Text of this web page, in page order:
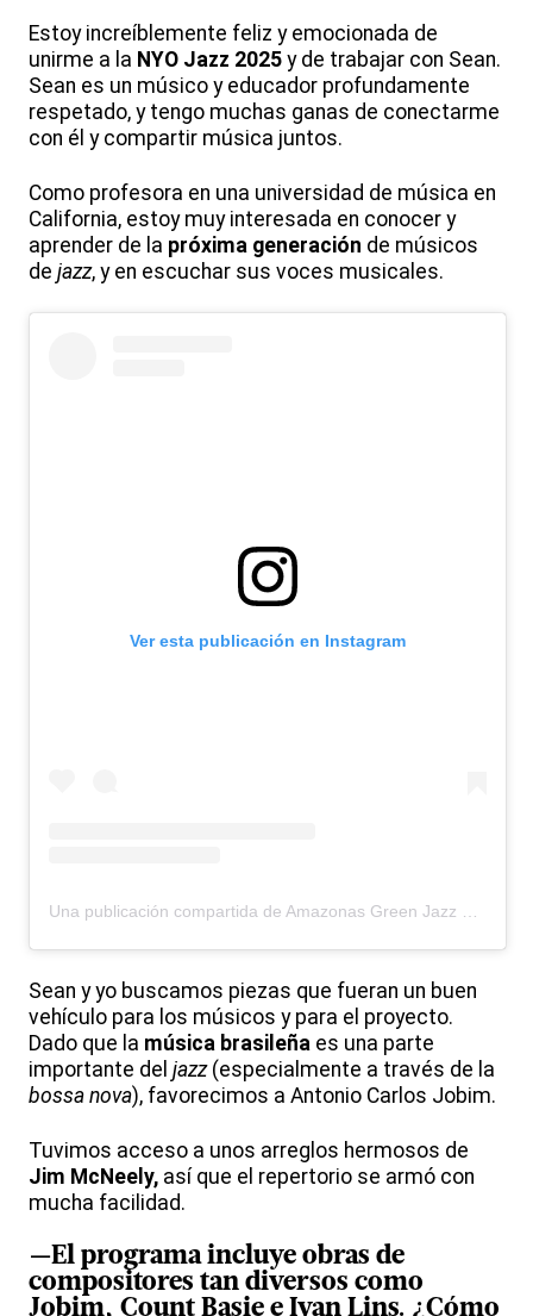
Estoy increíblemente feliz y emocionada de
unirme a la NYO Jazz 2025 y de trabajar con Sean.
Sean es un músico y educador profundamente
respetado, y tengo muchas ganas de conectarme
con él y compartir música juntos.
Como profesora en una universidad de música en
California, estoy muy interesada en conocer y
aprender de la próxima generación de músicos
de jazz, y en escuchar sus voces musicales.
Ver esta publicación en Instagram
Sean y yo buscamos piezas que fueran un buen
vehículo para los músicos y para el proyecto.
Dado que la música brasileña es una parte
importante del jazz(especialmente a través de la
bossa nova), favorecimos a Antonio Carlos Jobim.
Tuvimos acceso a unos arreglos hermosos de
Jim McNeely, así que el repertorio se armó con
mucha facilidad.
—El programa incluye obras de
compositores tan diversos como
Jobim, Count Basie e Ivan Lins. ¿Cómo